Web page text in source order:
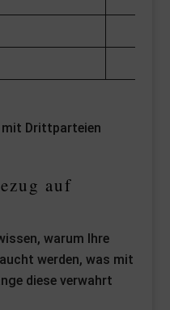
mit Drittparteien
auf
warum Ihre
werden, was mit
diese verwahrt